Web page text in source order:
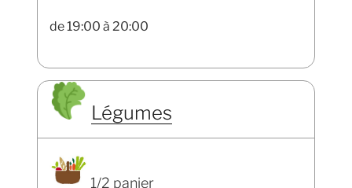
de 19:00 à 20:00
Légumes
1/2 panier